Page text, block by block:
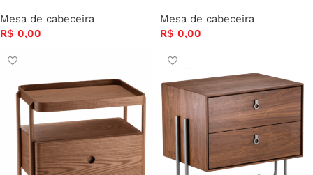
Mesa de cabeceira
R$ 0,00
Mesa de cabeceira
R$ 0,00